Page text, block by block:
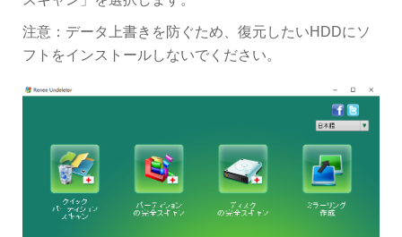
注意：データ上書きを防ぐため、復元したいHDDにソ
フトをインストールしないでください。